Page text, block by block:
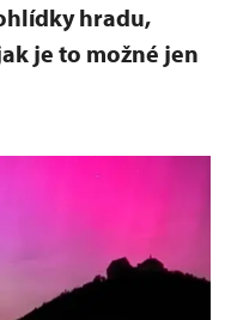
hradu,
je to možné jen